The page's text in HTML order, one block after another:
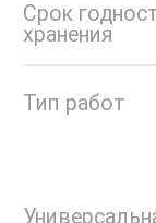
Срок
хранения
Тип работ